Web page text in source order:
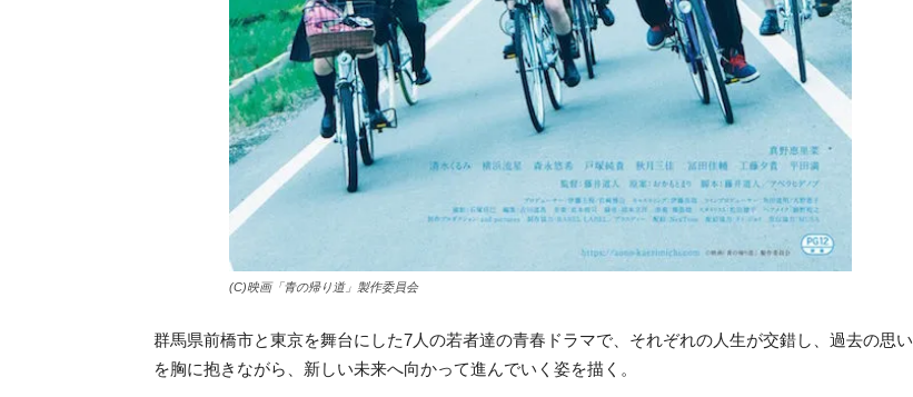
(C)映画「青の帰り道」製作委員会
群馬県前橋市と東京を舞台にした7人の若者達の青春ドラマで、それぞれの人生が交錯し、過去の思い
を胸に抱きながら、新しい未来へ向かって進んでいく姿を描く。